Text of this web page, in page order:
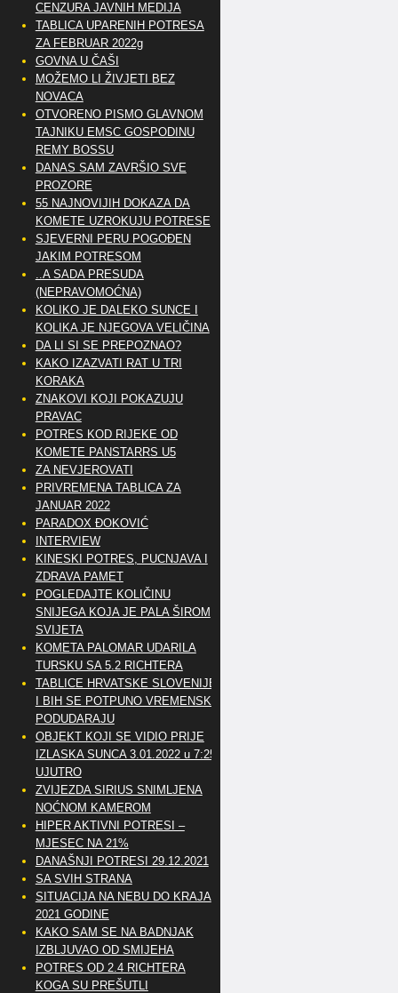
CENZURA JAVNIH MEDIJA
TABLICA UPARENIH POTRESA
ZA FEBRUAR 2022g
GOVNA U ČAŠI
MOŽEMO LI ŽIVJETI BEZ
NOVACA
OTVORENO PISMO GLAVNOM
TAJNIKU EMSC GOSPODINU
REMY BOSSU
DANAS SAM ZAVRŠIO SVE
PROZORE
55 NAJNOVIJIH DOKAZA DA
KOMETE UZROKUJU POTRESE
SJEVERNI PERU POGOĐEN
JAKIM POTRESOM
..A SADA PRESUDA
(NEPRAVOMOĆNA)
KOLIKO JE DALEKO SUNCE I
KOLIKA JE NJEGOVA VELIČINA
DA LI SI SE PREPOZNAO?
KAKO IZAZVATI RAT U TRI
KORAKA
ZNAKOVI KOJI POKAZUJU
PRAVAC
POTRES KOD RIJEKE OD
KOMETE PANSTARRS U5
ZA NEVJEROVATI
PRIVREMENA TABLICA ZA
JANUAR 2022
PARADOX ĐOKOVIĆ
INTERVIEW
KINESKI POTRES, PUCNJAVA I
ZDRAVA PAMET
POGLEDAJTE KOLIČINU
SNIJEGA KOJA JE PALA ŠIROM
SVIJETA
KOMETA PALOMAR UDARILA
TURSKU SA 5.2 RICHTERA
TABLICE HRVATSKE SLOVENIJE
I BIH SE POTPUNO VREMENSKI
PODUDARAJU
OBJEKT KOJI SE VIDIO PRIJE
IZLASKA SUNCA 3.01.2022 u 7:25
UJUTRO
ZVIJEZDA SIRIUS SNIMLJENA
NOĆNOM KAMEROM
HIPER AKTIVNI POTRESI –
MJESEC NA 21%
DANAŠNJI POTRESI 29.12.2021
SA SVIH STRANA
SITUACIJA NA NEBU DO KRAJA
2021 GODINE
KAKO SAM SE NA BADNJAK
IZBLJUVAO OD SMIJEHA
POTRES OD 2.4 RICHTERA
KOGA SU PREŠUTLI